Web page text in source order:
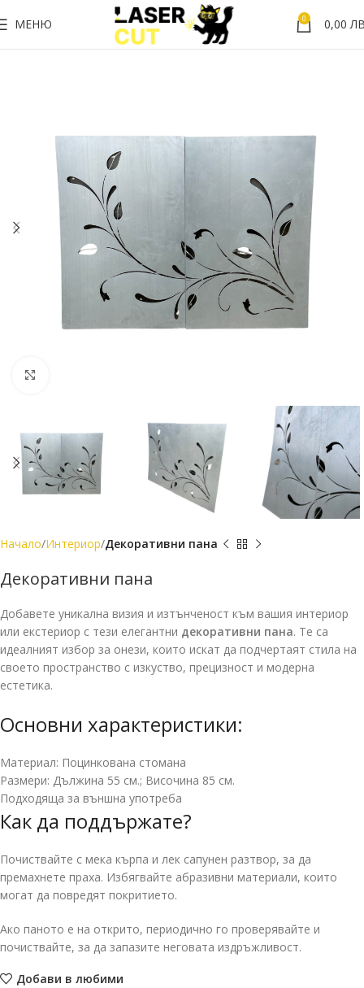
МЕНЮ 0 0,00
Начало Интериор Декоративни пана
Декоративни пана
Добавете уникална визия и изтънченост към вашия интериор
или екстериор с тези елегантни декоративни пана. Те са
идеалният избор за онези, които искат да подчертаят стила на
своето пространство с изкуство, прецизност и модерна
естетика.
Основни характеристики:
Материал: Поцинкована стомана
Размери: Дължина 55 см.; Височина 85 см.
Подходящa за външна употреба
Как да поддържате?
Почиствайте с мека кърпа и лек сапунен разтвор, за да
премахнете праха. Избягвайте абразивни материали, които
могат да повредят покритието.
Ако паното е на открито, периодично го проверявайте и
почиствайте, за да запазите неговата издръжливост.
Добави в любими